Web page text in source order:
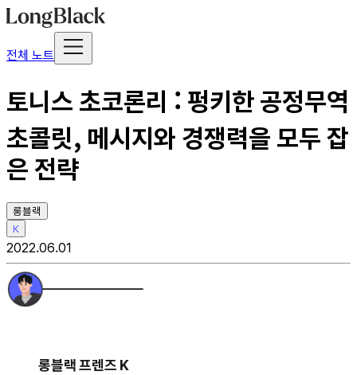
전체 노트
토니스 초코론리 : 펑키한 공정무역
초콜릿, 메시지와 경쟁력을 모두 잡
은 전략
롱블랙
K
2022.06.01
롱블랙 프렌즈 K